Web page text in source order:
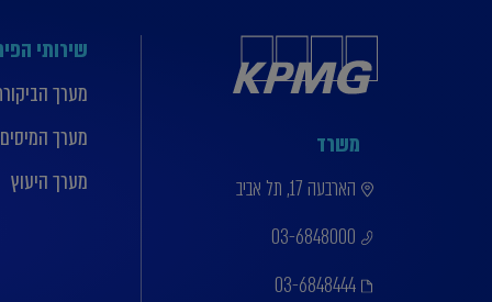
משרד
הארבעה 17, תל אביב
03-6848000
03-6848444
שירותי
מערך
מערך המיסים
מערך היעוץ